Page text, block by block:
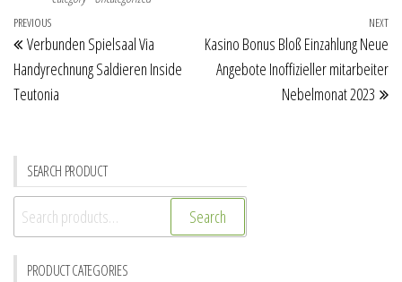
Post
navigation
Previous
Post
PREVIOUS
Verbunden Spielsaal Via
Handyrechnung Saldieren Inside
Teutonia
NEXT
Kasino Bonus Bloß Einzahlung Neue
Angebote Inoffizieller mitarbeiter
Nebelmonat 2023
SEARCH PRODUCT
Search
for:
Search
PRODUCT CATEGORIES